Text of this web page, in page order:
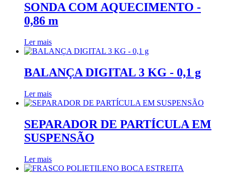
SONDA COM AQUECIMENTO -
0,86 m
Ler mais
BALANÇA DIGITAL 3 KG - 0,1 g
Ler mais
SEPARADOR DE PARTÍCULA EM
SUSPENSÃO
Ler mais